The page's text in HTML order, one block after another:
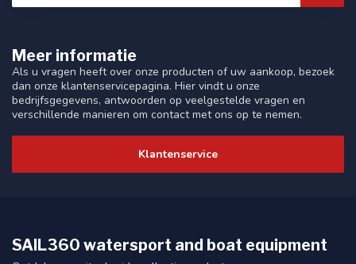
Meer informatie
Als u vragen heeft over onze producten of uw aankoop, bezoek
dan onze klantenservicepagina. Hier vindt u onze
bedrijfsgegevens, antwoorden op veelgestelde vragen en
verschillende manieren om contact met ons op te nemen.
Klantenservice
SAIL360 watersport and boat equipment